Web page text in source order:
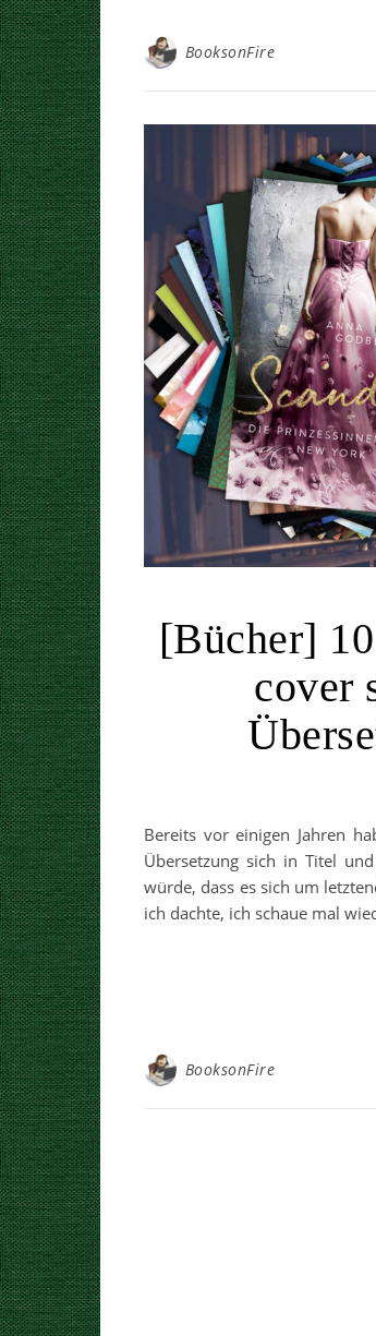
BooksonFire
[Bücher]
cover
Bereits vor einigen Jahren
Übersetzung sich in Titel
würde, dass es sich um
ich dachte, ich schaue mal
BooksonFire